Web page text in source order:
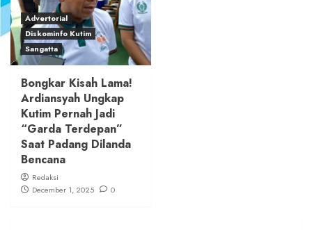
Advertorial
Diskominfo Kutim
Sangatta
Bongkar Kisah Lama!
Ardiansyah Ungkap
Kutim Pernah Jadi
“Garda Terdepan”
Saat Padang Dilanda
Bencana
Redaksi
December 1, 2025
0